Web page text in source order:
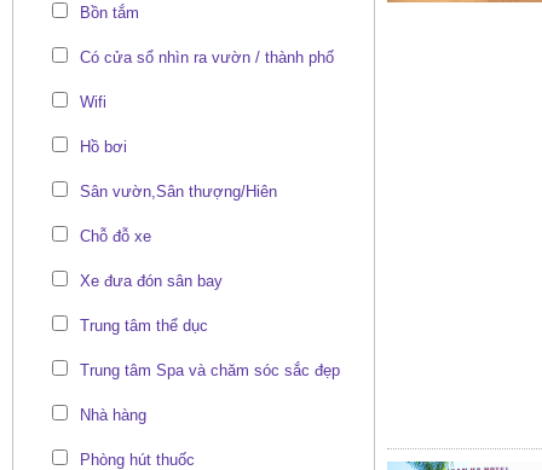
Bồn tắm
Có cửa sổ nhìn ra vườn / thành phố
Wifi
Hồ bơi
Sân vườn,Sân thượng/Hiên
Chỗ đỗ xe
Xe đưa đón sân bay
Trung tâm thể dục
Trung tâm Spa và chăm sóc sắc đẹp
Nhà hàng
Phòng hút thuốc